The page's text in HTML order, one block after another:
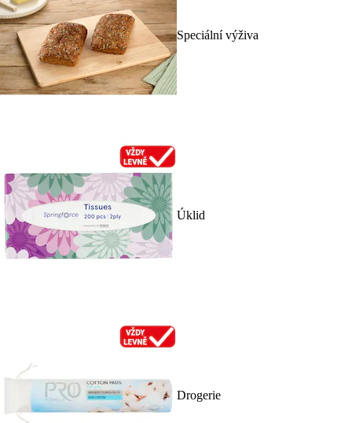
Speciální výživa
Úklid
Drogerie